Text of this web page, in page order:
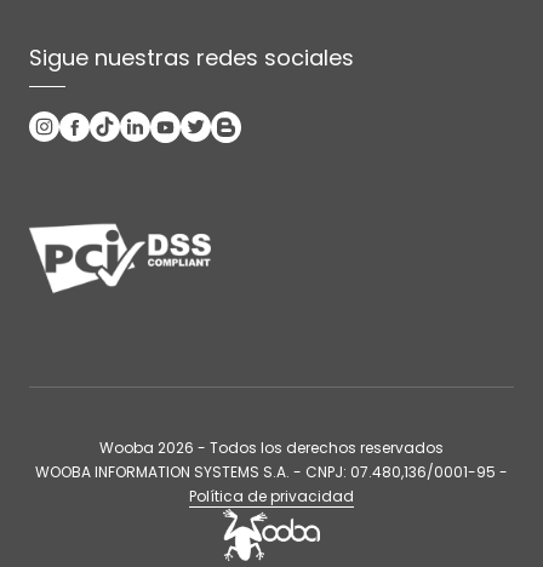
Sigue nuestras redes sociales
Wooba 2026 - Todos los derechos reservados
WOOBA INFORMATION SYSTEMS S.A. - CNPJ: 07.480,136/0001-95 -
Política de privacidad